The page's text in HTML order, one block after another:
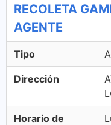
RECOLETA
AGENTE
Tipo
Dirección
Horario de